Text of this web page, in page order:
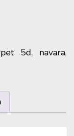
5d, navara,